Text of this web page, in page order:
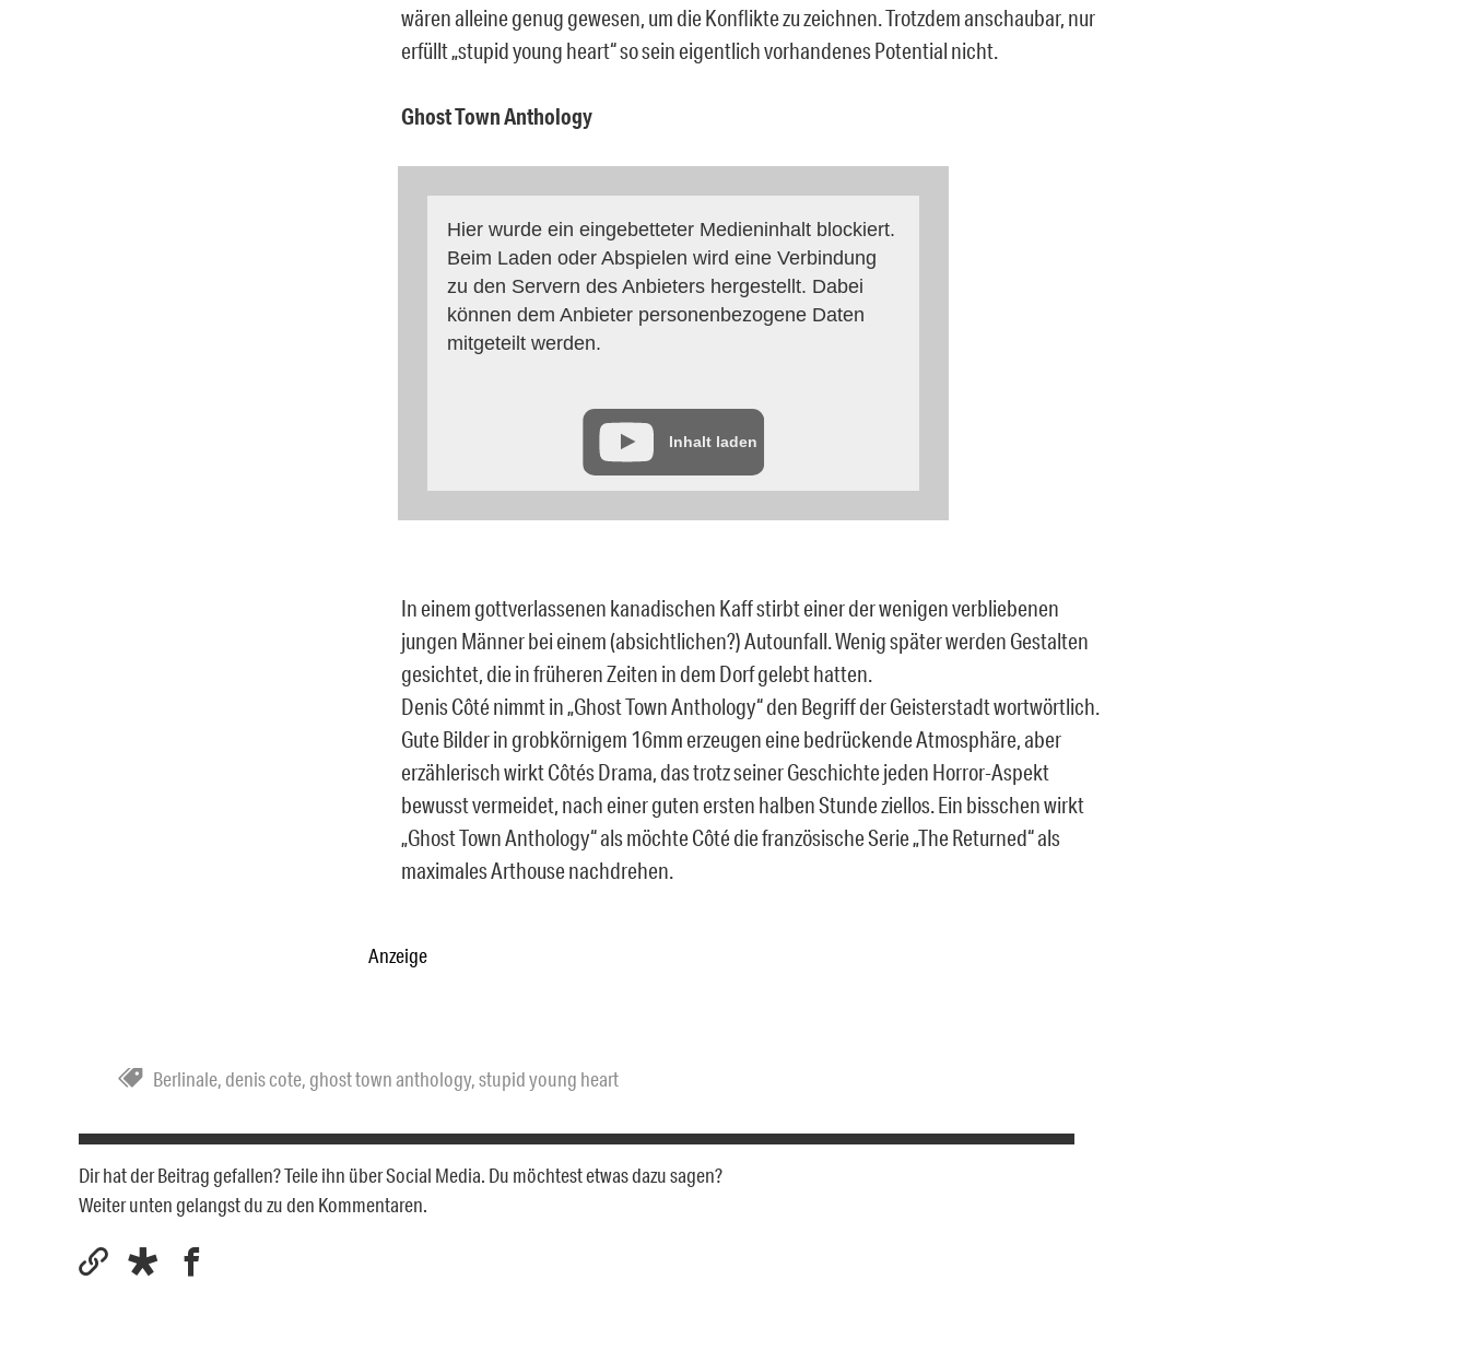
wären alleine genug gewesen, um die Konflikte zu zeichnen. Trotzdem anschaubar, nur
erfüllt „stupid young heart“ so sein eigentlich vorhandenes Potential nicht.
Ghost Town Anthology
Hier wurde ein eingebetteter Medieninhalt blockiert.
Beim Laden oder Abspielen wird eine Verbindung
zu den Servern des Anbieters hergestellt. Dabei
können dem Anbieter personenbezogene Daten
mitgeteilt werden.
Inhalt laden
In einem gottverlassenen kanadischen Kaff stirbt einer der wenigen verbliebenen
jungen Männer bei einem (absichtlichen?) Autounfall. Wenig später werden Gestalten
gesichtet, die in früheren Zeiten in dem Dorf gelebt hatten.
Denis Côté nimmt in „Ghost Town Anthology“ den Begriff der Geisterstadt wortwörtlich.
Gute Bilder in grobkörnigem 16mm erzeugen eine bedrückende Atmosphäre, aber
erzählerisch wirkt Côtés Drama, das trotz seiner Geschichte jeden Horror-Aspekt
bewusst vermeidet, nach einer guten ersten halben Stunde ziellos. Ein bisschen wirkt
„Ghost Town Anthology“ als möchte Côté die französische Serie „The Returned“ als
maximales Arthouse nachdrehen.
Anzeige
Berlinale, denis cote, ghost town anthology,stupid young heart
Dir hat der Beitrag gefallen? Teile ihn über Social Media. Du möchtest etwas dazu sagen?
Weiter unten gelangst du zu den Kommentaren.